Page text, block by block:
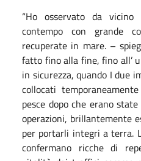
“Ho osservato da
contempo con grande
recuperate in mare. –
fatto fino alla fine, fino all’
in sicurezza, quando I due
collocati
pesce dopo che erano
operazioni, brillantemente
per portarli integri a terra.
confermano ricche di